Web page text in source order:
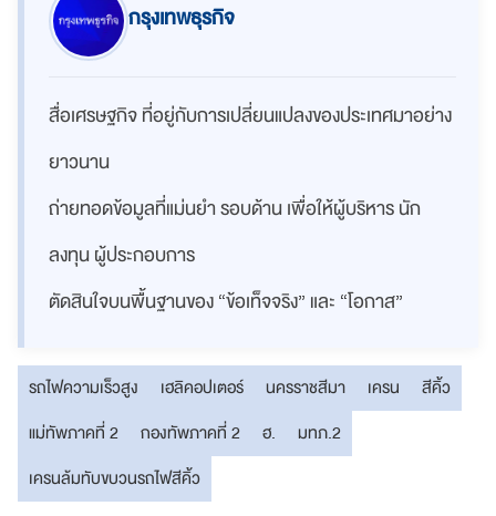
กรุงเทพธุรกิจ
สื่อเศรษฐกิจ ที่อยู่กับการเปลี่ยนแปลงของประเทศมาอย่าง
ยาวนาน
ถ่ายทอดข้อมูลที่แม่นยำ รอบด้าน เพื่อให้ผู้บริหาร นัก
ลงทุน ผู้ประกอบการ
ตัดสินใจบนพื้นฐานของ “ข้อเท็จจริง” และ “โอกาส”
รถไฟความเร็วสูง เฮลิคอปเตอร์ นครราชสีมา เครน
สีคิ้ว
แม่ทัพภาคที่ 2
กองทัพภาคที่ 2 ฮ.
มทภ.2
เครนล้มทับขบวนรถไฟสีคิ้ว